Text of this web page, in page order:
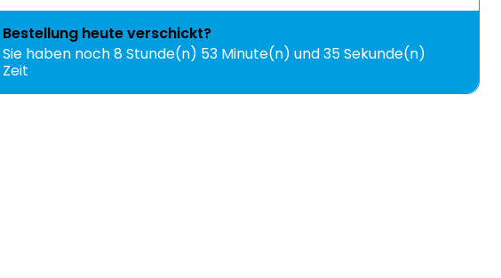
Bestellung heuteverschickt?
Sie haben noch8 Stunde(n) 53 Minute(n) und 35 Sekunde(n)
Zeit